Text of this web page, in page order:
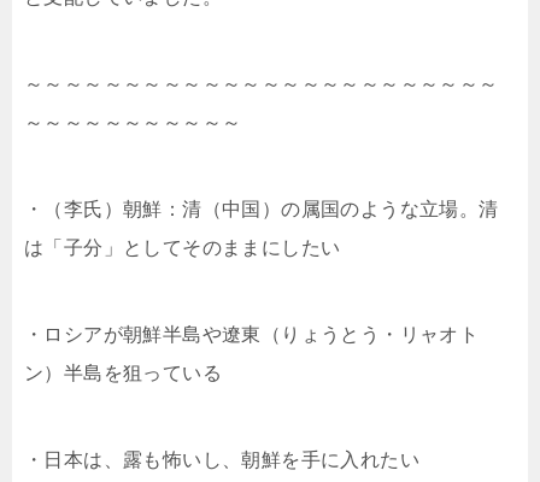
～～～～～～～～～～～～～～～～～～～～～～～～
～～～～～～～～～～～
・（李氏）朝鮮：清（中国）の属国のような立場。清
は「子分」としてそのままにしたい
・ロシアが朝鮮半島や遼東（りょうとう・リャオト
ン）半島を狙っている
・日本は、露も怖いし、朝鮮を手に入れたい